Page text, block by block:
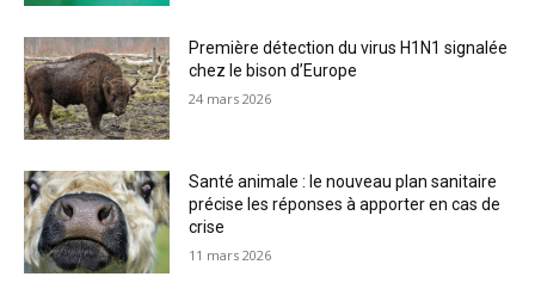
Première détection du virus H1N1 signalée
chez le bison d’Europe
24 mars 2026
Santé animale : le nouveau plan sanitaire
précise les réponses à apporter en cas de
crise
11 mars 2026